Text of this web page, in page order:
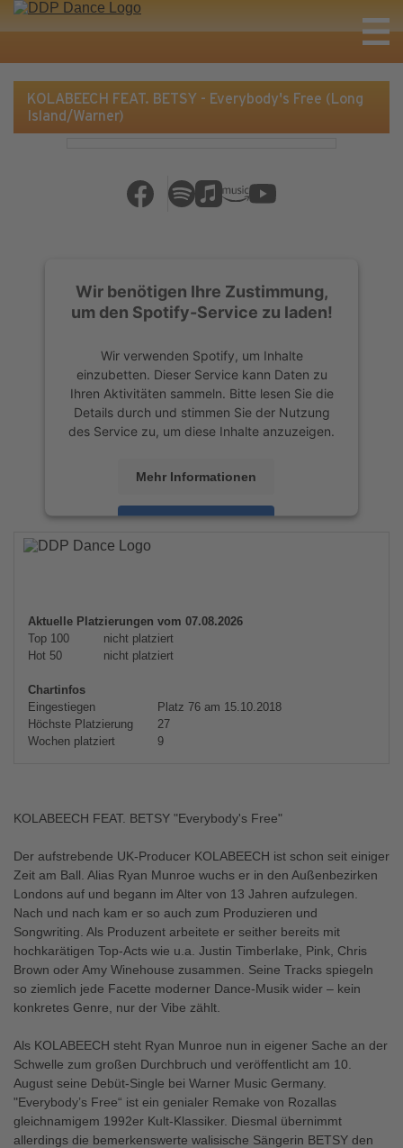
KOLABEECH FEAT. BETSY - Everybody's Free (Long
Island/Warner)
Wir benötigen Ihre Zustimmung,
um den Spotify-Service zu laden!
Wir verwenden Spotify, um Inhalte
einzubetten. Dieser Service kann Daten zu
Ihren Aktivitäten sammeln. Bitte lesen Sie die
Details durch und stimmen Sie der Nutzung
des Service zu, um diese Inhalte anzuzeigen.
Mehr Informationen
Akzeptieren
powered by
Aktuelle Platzierungen vom 07.08.2026
Top 100
nicht platziert
Hot 50
nicht platziert
Chartinfos
Eingestiegen
Platz 76 am 15.10.2018
Höchste Platzierung
27
Wochen platziert
9
KOLABEECH FEAT. BETSY "Everybody's Free"
Der aufstrebende UK-Producer KOLABEECH ist schon seit einiger
Zeit am Ball. Alias Ryan Munroe wuchs er in den Außenbezirken
Londons auf und begann im Alter von 13 Jahren aufzulegen.
Nach und nach kam er so auch zum Produzieren und
Songwriting. Als Produzent arbeitete er seither bereits mit
hochkarätigen Top-Acts wie u.a. Justin Timberlake, Pink, Chris
Brown oder Amy Winehouse zusammen. Seine Tracks spiegeln
so ziemlich jede Facette moderner Dance-Musik wider – kein
konkretes Genre, nur der Vibe zählt.
Als KOLABEECH steht Ryan Munroe nun in eigener Sache an der
Schwelle zum großen Durchbruch und veröffentlicht am 10.
August seine Debüt-Single bei Warner Music Germany.
"Everybody’s Free“ ist ein genialer Remake von Rozallas
gleichnamigem 1992er Kult-Klassiker. Diesmal übernimmt
allerdings die bemerkenswerte walisische Sängerin BETSY den